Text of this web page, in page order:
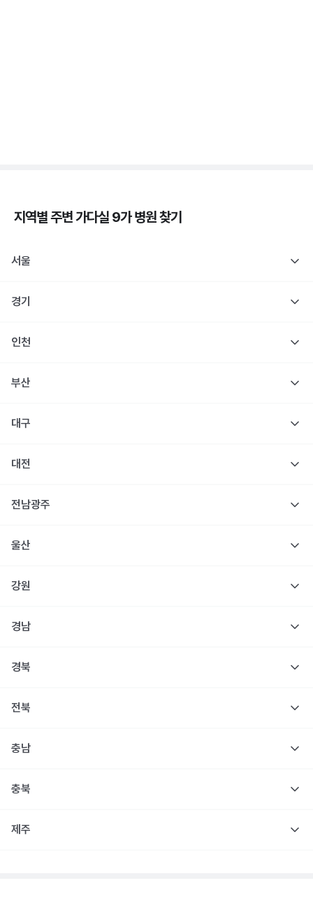
지역별 주변가다실 9가병원 찾기
서울
경기
인천
부산
대구
대전
전남광주
울산
강원
경남
경북
전북
충남
충북
제주